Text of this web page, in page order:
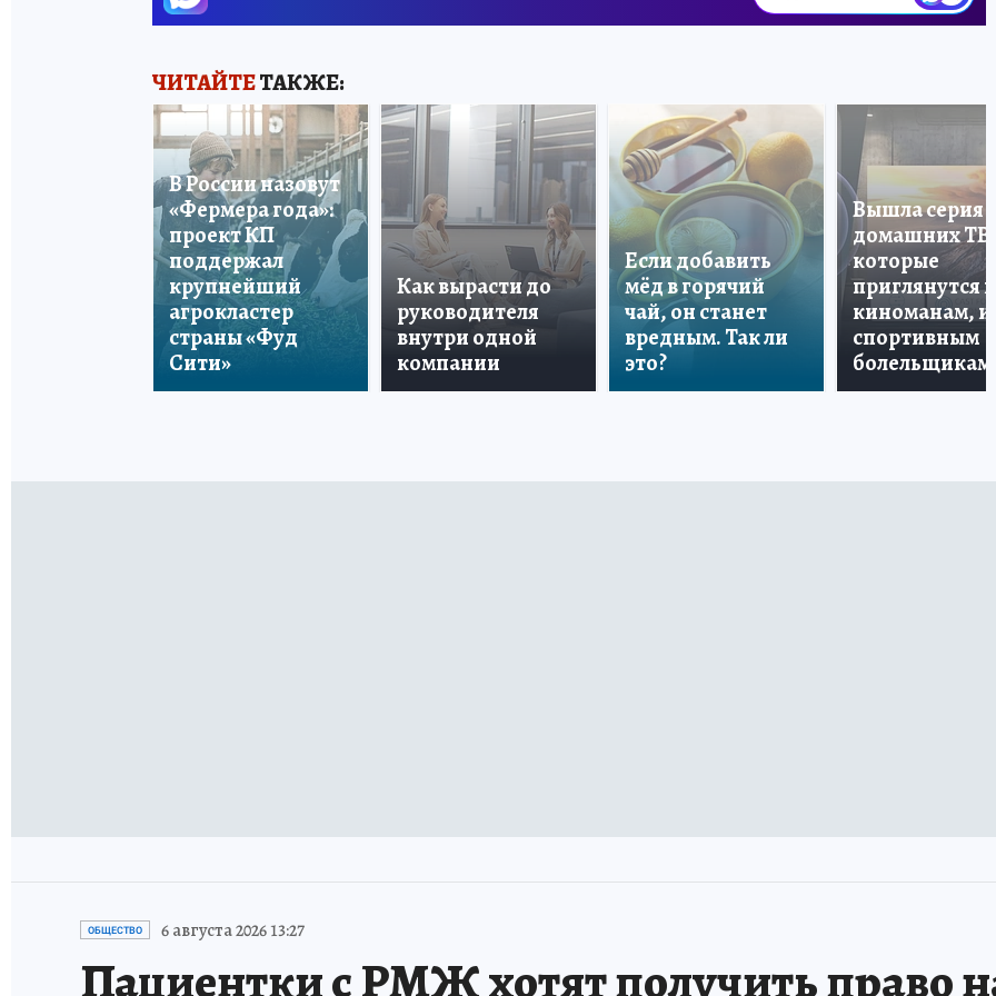
ЧИТАЙТЕТАКЖЕ:
В России назовут
«Фермера года»:
проект КП
поддержал
крупнейший
агрокластер
страны «Фуд
Сити»
Как вырасти до
руководителя
внутри одной
компании
Если добавить
мёд в горячий
чай, он станет
вредным. Так ли
это?
Вышла серия
домашних ТВ,
которые
приглянутся и
киноманам, и
спортивным
болельщикам
ОБЩЕСТВО 6 августа 2026 13:27
Пациентки с РМЖ хотят получить право